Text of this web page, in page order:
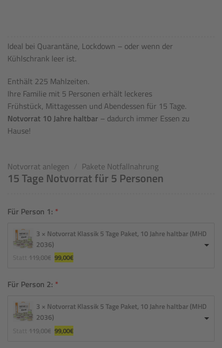
Ideal bei Quarantäne, Lockdown – oder wenn der
Kühlschrank leer ist.
Enthält 225 Mahlzeiten.
Ihre Familie mit 5 Personen erhält leckeres
Frühstück, Mittagessen und Abendessen für 15 Tage.
Notvorrat 10 Jahre haltbar – dadurch immer Essen zu
Hause!
Notvorrat anlegen Pakete Notfallnahrung
15 Tage Notvorrat für 5 Personen
Für Person 1:
3 × Notvorrat Klassik 5 Tage Paket, 10 Jahre haltbar (MHD
2036)
Statt 119,00€ Ursprünglicher
Preis
119,00€
99,00€Aktueller
Preis
Für Person 2:
3 × Notvorrat Klassik 5 Tage Paket, 10 Jahre haltbar (MHD
2036)
Statt 119,00€ Ursprünglicher
Preis
99,00€Aktueller
Preis